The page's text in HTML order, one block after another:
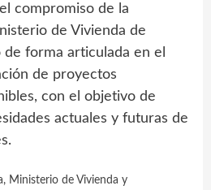
compromiso de la
de Vivienda de
forma articulada en el
de proyectos
con el objetivo de
actuales y futuras de
, Ministerio de Vivienda y